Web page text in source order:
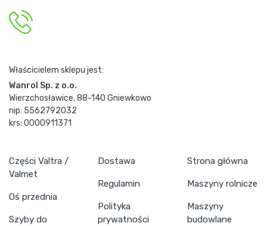
Właścicielem sklepu jest:
Wanrol Sp. z o.o.
Wierzchosławice, 88-140 Gniewkowo
nip: 5562792032
krs: 0000911371
Części Valtra /
Valmet
Oś przednia
Szyby do
Dostawa
Regulamin
Polityka
prywatności
Strona główna
Maszyny rolnicze
Maszyny
budowlane